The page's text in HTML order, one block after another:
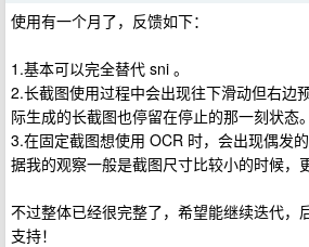
使用有一个月了，反馈如下：
1.基本可以完全替代 sni 。
2.长截图使用过程中会出现往下滑动但右边
际生成的长截图也停留在停止的那一刻状态。
3.在固定截图想使用 OCR 时，会出现偶发
据我的观察一般是截图尺寸比较小的时候，
不过整体已经很完整了，希望能继续迭代，
支持！